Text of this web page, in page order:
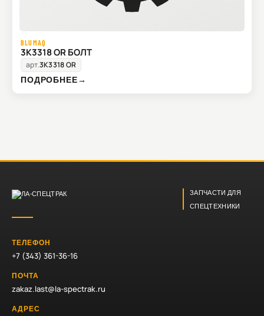
BLUMAQ
3K3318 OR БОЛТ
арт.3K3318 OR
ПОДРОБНЕЕ→
ЗАПЧАСТИ ДЛЯ
СПЕЦТЕХНИКИ
ТЕЛЕФОН
+7 (343) 361-36-16
ПОЧТА
zakaz.last@la-spectrak.ru
АДРЕС